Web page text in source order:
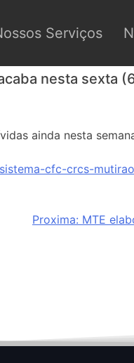
Serviços
nesta sexta
ainda nesta
cfc-crcs-
Proxima: MTE